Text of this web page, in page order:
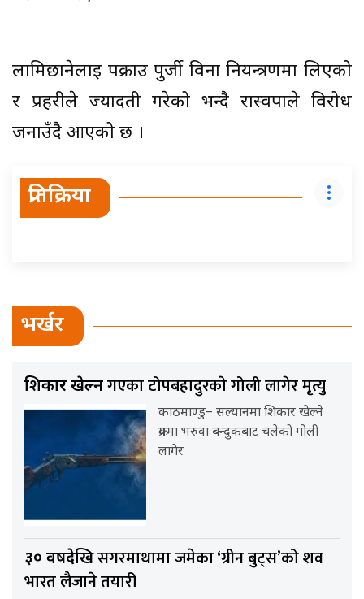
लामिछानेलाई पक्राउ पुर्जी विना नियन्त्रणमा लिएको
र प्रहरीले ज्यादती गरेको भन्दै रास्वपाले विरोध
जनाउँदै आएको छ ।
प्रतिक्रिया
भर्खर
शिकार खेल्नगएका टोपबहादुरकाे गोली लागेर मृत्यु
काठमाण्डु– सल्यानमा शिकार खेल्ने
क्रममा भरुवा बन्दुकबाट चलेको गोली
लागेर
३० वर्षदेखिसगरमाथामा जमेका ‘ग्रीन बुट्स’को शव
भारत लैजाने तयारी